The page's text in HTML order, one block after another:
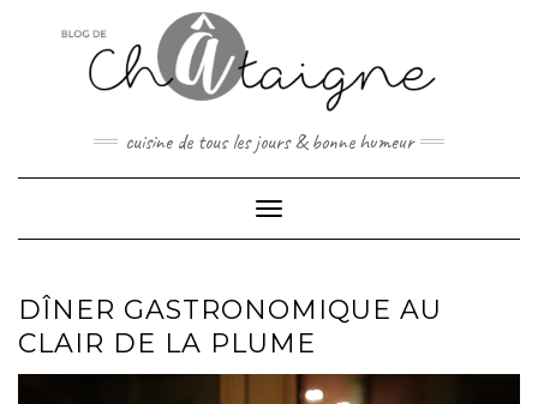
cuisine de tous les jours & bonne humeur
Toggle Navigation
DÎNER GASTRONOMIQUE AU
CLAIR DE LA PLUME